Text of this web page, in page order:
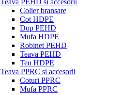
Teava PEHD si accesorii
Colier bransare
Cot HDPE
Dop PEHD
Mufa HDPE
Robinet PEHD
Teava PEHD
Teu HDPE
Teava PPRC si accesorii
Coturi PPRC
Mufa PPRC